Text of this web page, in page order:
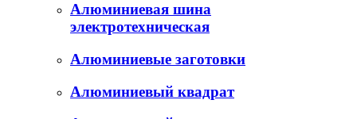
Алюминиевая шина
электротехническая
Алюминиевые заготовки
Алюминиевый квадрат